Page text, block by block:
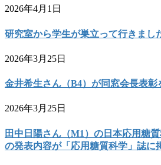
2026年4月1日
研究室から学生が巣立って行きまし
2026年3月25日
金井希生さん（B4）が同窓会長表彰
2026年3月25日
田中日陽さん（M1）の日本応用糖
の発表内容が「応用糖質科学」誌に